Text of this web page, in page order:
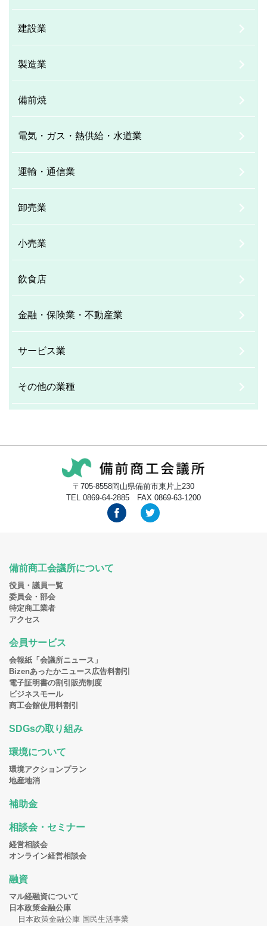
建設業
製造業
備前焼
電気・ガス・熱供給・水道業
運輸・通信業
卸売業
小売業
飲食店
金融・保険業・不動産業
サービス業
その他の業種
〒705-8558岡山県備前市東片上230
TEL 0869-64-2885 FAX 0869-63-1200
備前商工会議所について
役員・議員一覧
委員会・部会
特定商工業者
アクセス
会員サービス
会報紙「会議所ニュース」
Bizenあったかニュース広告料割引
電子証明書の割引販売制度
ビジネスモール
商工会館使用料割引
SDGsの取り組み
環境について
環境アクションプラン
地産地消
補助金
相談会・セミナー
経営相談会
オンライン経営相談会
融資
マル経融資について
日本政策金融公庫
日本政策金融公庫 国民生活事業